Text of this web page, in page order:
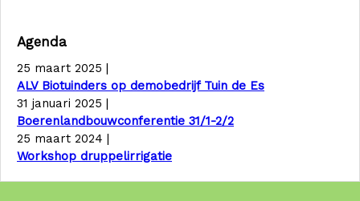
Agenda
25 maart 2025 |
ALV Biotuinders op demobedrijf Tuin de Es
31 januari 2025 |
Boerenlandbouwconferentie 31/1-2/2
25 maart 2024 |
Workshop druppelirrigatie